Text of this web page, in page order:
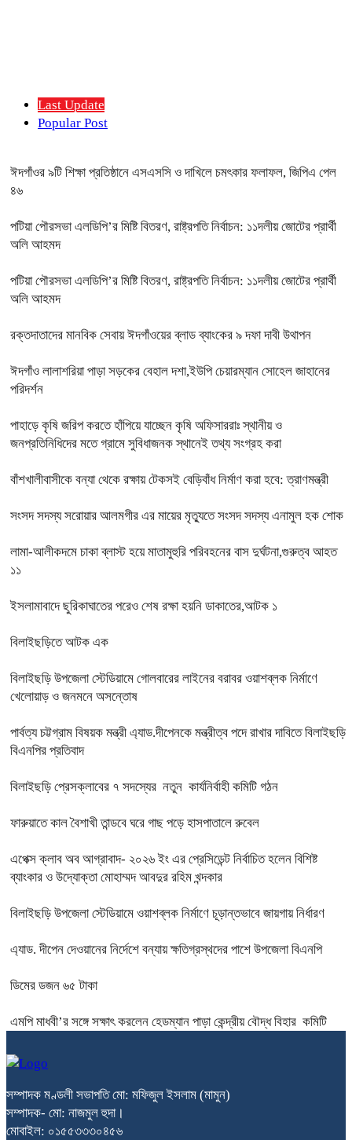
Last Update
Popular Post
ঈদগাঁওর ৯টি শিক্ষা প্রতিষ্ঠানে এসএসসি ও দাখিলে চমৎকার ফলাফল, জিপিএ পেল
৪৬
পটিয়া পৌরসভা এলডিপি’র মিষ্টি বিতরণ, রাষ্ট্রপতি নির্বাচন: ১১দলীয় জোটের প্রার্থী
অলি আহমদ
পটিয়া পৌরসভা এলডিপি’র মিষ্টি বিতরণ, রাষ্ট্রপতি নির্বাচন: ১১দলীয় জোটের প্রার্থী
অলি আহমদ
রক্তদাতাদের মানবিক সেবায় ঈদগাঁওয়ের ব্লাড ব্যাংকের ৯ দফা দাবী উথাপন
ঈদগাঁও লালাশরিয়া পাড়া সড়কের বেহাল দশা,ইউপি চেয়ারম্যান সোহেল জাহানের
পরিদর্শন
পাহাড়ে কৃষি জরিপ করতে হাঁপিয়ে যাচ্ছেন কৃষি অফিসাররাঃ স্থানীয় ও
জনপ্রতিনিধিদের মতে গ্রামে সুবিধাজনক স্থানেই তথ্য সংগ্রহ করা
বাঁশখালীবাসীকে বন্যা থেকে রক্ষায় টেকসই বেড়িবাঁধ নির্মাণ করা হবে: ত্রাণমন্ত্রী
সংসদ সদস্য সরোয়ার আলমগীর এর মায়ের মৃত্যুতে সংসদ সদস্য এনামুল হক শোক
লামা-আলীকদমে চাকা ব্লাস্ট হয়ে মাতামুহুরি পরিবহনের বাস দুর্ঘটনা,গুরুত্ব আহত
১১
ইসলামাবাদে ছুরিকাঘাতের পরেও শেষ রক্ষা হয়নি ডাকাতের,আটক ১
বিলাইছড়িতে আটক এক
বিলাইছড়ি উপজেলা স্টেডিয়ামে গোলবারের লাইনের বরাবর ওয়াশব্লক নির্মাণে
খেলোয়াড় ও জনমনে অসন্তোষ
পার্বত্য চট্টগ্রাম বিষয়ক মন্ত্রী এ্যাড.দীপেনকে মন্ত্রীত্ব পদে রাখার দাবিতে বিলাইছড়ি
বিএনপির প্রতিবাদ
বিলাইছড়ি প্রেসক্লাবের ৭ সদস্যের নতুন কার্যনির্বাহী কমিটি গঠন
ফারুয়াতে কাল বৈশাখী তান্ডবে ঘরে গাছ পড়ে হাসপাতালে রুবেল
এপেক্স ক্লাব অব আগ্রাবাদ- ২০২৬ ইং এর প্রেসিডেন্ট নির্বাচিত হলেন বিশিষ্ট
ব্যাংকার ও উদ্যোক্তা মোহাম্মদ আবদুর রহিম খন্দকার
বিলাইছড়ি উপজেলা স্টেডিয়ামে ওয়াশব্লক নির্মাণে চূড়ান্তভাবে জায়গায় নির্ধারণ
এ্যাড. দীপেন দেওয়ানের নির্দেশে বন্যায় ক্ষতিগ্রস্থদের পাশে উপজেলা বিএনপি
ডিমের ডজন ৬৫ টাকা
এমপি মাধবী’র সঙ্গে সক্ষাৎ করলেন হেডম্যান পাড়া কেন্দ্রীয় বৌদ্ধ বিহার কমিটি
সম্পাদক মণ্ডলী সভাপতি মো: মফিজুল ইসলাম (মামুন)
সম্পাদক- মো: নাজমুল হুদা।
মোবাইল: ০১৫৫৩৩৩০৪৫৬